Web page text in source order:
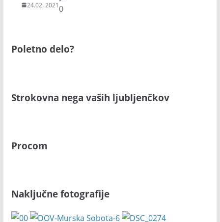
24.02. 20210
Poletno delo?
Strokovna nega vaših ljubljenčkov
Procom
Naključne fotografije